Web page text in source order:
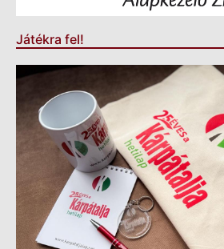
Játékra fel!